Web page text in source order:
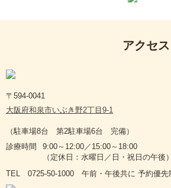
アクセス
〒594-0041
大阪府和泉市いぶき野2丁目9-1
（駐車場8台 第2駐車場6台 完備）
診療時間
9:00～12:00／15:00～18:00
（定休日：水曜日／日・祝日の午後）
TEL 0725-50-1000 午前・午後共に 予約優先